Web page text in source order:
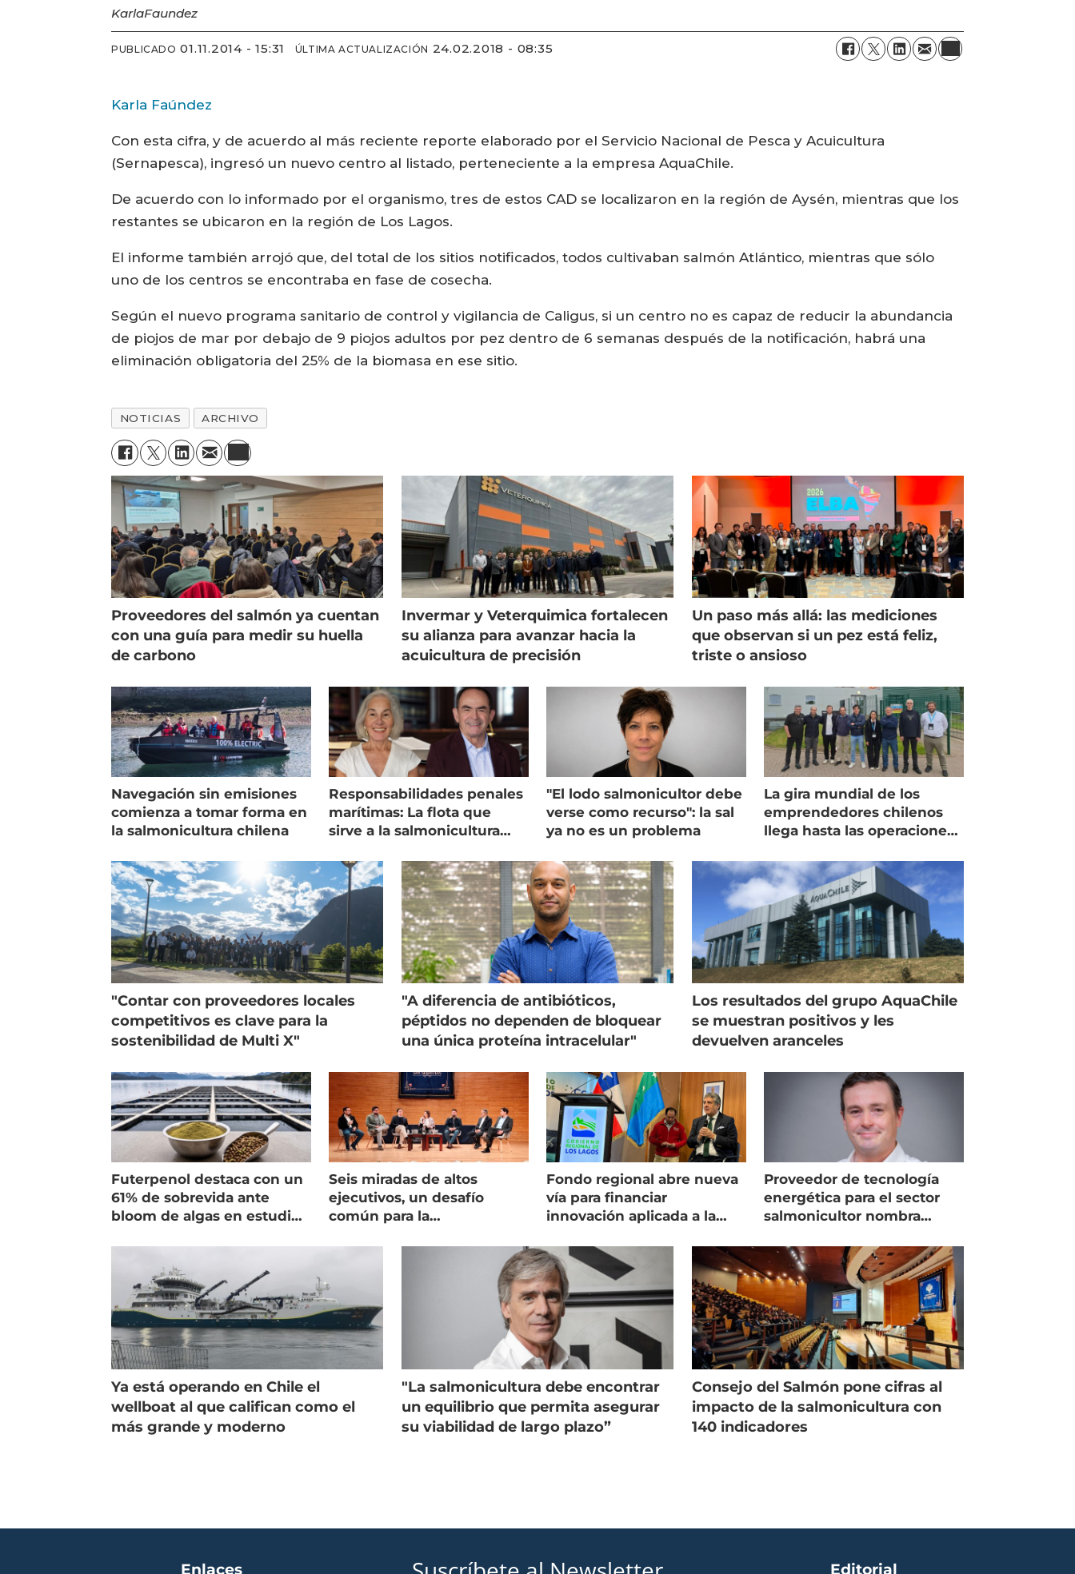
KarlaFaundez
PUBLICADO 01.11.2014 - 15:31 ÚLTIMA ACTUALIZACIÓN 24.02.2018 - 08:35
Karla Faúndez
Con esta cifra, y de acuerdo al más reciente reporte elaborado por el Servicio Nacional de Pesca y Acuicultura
(Sernapesca), ingresó un nuevo centro al listado, perteneciente a la empresa AquaChile.
De acuerdo con lo informado por el organismo, tres de estos CAD se localizaron en la región de Aysén, mientras que los
restantes se ubicaron en la región de Los Lagos.
El informe también arrojó que, del total de los sitios notificados, todos cultivaban salmón Atlántico, mientras que sólo
uno de los centros se encontraba en fase de cosecha.
Según el nuevo programa sanitario de control y vigilancia de Caligus, si un centro no es capaz de reducir la abundancia
de piojos de mar por debajo de 9 piojos adultos por pez dentro de 6 semanas después de la notificación, habrá una
eliminación obligatoria del 25% de la biomasa en ese sitio.
NOTICIAS ARCHIVO
Proveedores del salmón ya cuentan
con una guía para medir su huella
de carbono
Invermar y Veterquimica fortalecen
su alianza para avanzar hacia la
acuicultura de precisión
Un paso más allá: las mediciones
que observan si un pez está feliz,
triste o ansioso
Navegación sin emisiones
comienza a tomar forma en
la salmonicultura chilena
Responsabilidades penales
marítimas: La flota que
sirve a la salmonicultura
"El lodo salmonicultor debe
verse como recurso": la sal
ya no es un problema
La gira mundial de los
emprendedores chilenos
llega hasta las operaciones
"Contar con proveedores locales
competitivos es clave para la
sostenibilidad de Multi X"
"A diferencia de antibióticos,
péptidos no dependen de bloquear
una única proteína intracelular"
Los resultados del grupo AquaChile
se muestran positivos y les
devuelven aranceles
Futerpenol destaca con un
61% de sobrevida ante
bloom de algas en estudio
Seis miradas de altos
ejecutivos, un desafío
común para la
Fondo regional abre nueva
vía para financiar
innovación aplicada a la
Proveedor de tecnología
energética para el sector
salmonicultor nombra
Ya está operando en Chile el
wellboat al que califican como el
más grande y moderno
"La salmonicultura debe encontrar
un equilibrio que permita asegurar
su viabilidad de largo plazo”
Consejo del Salmón pone cifras al
impacto de la salmonicultura con
140 indicadores
Enlaces Editorial